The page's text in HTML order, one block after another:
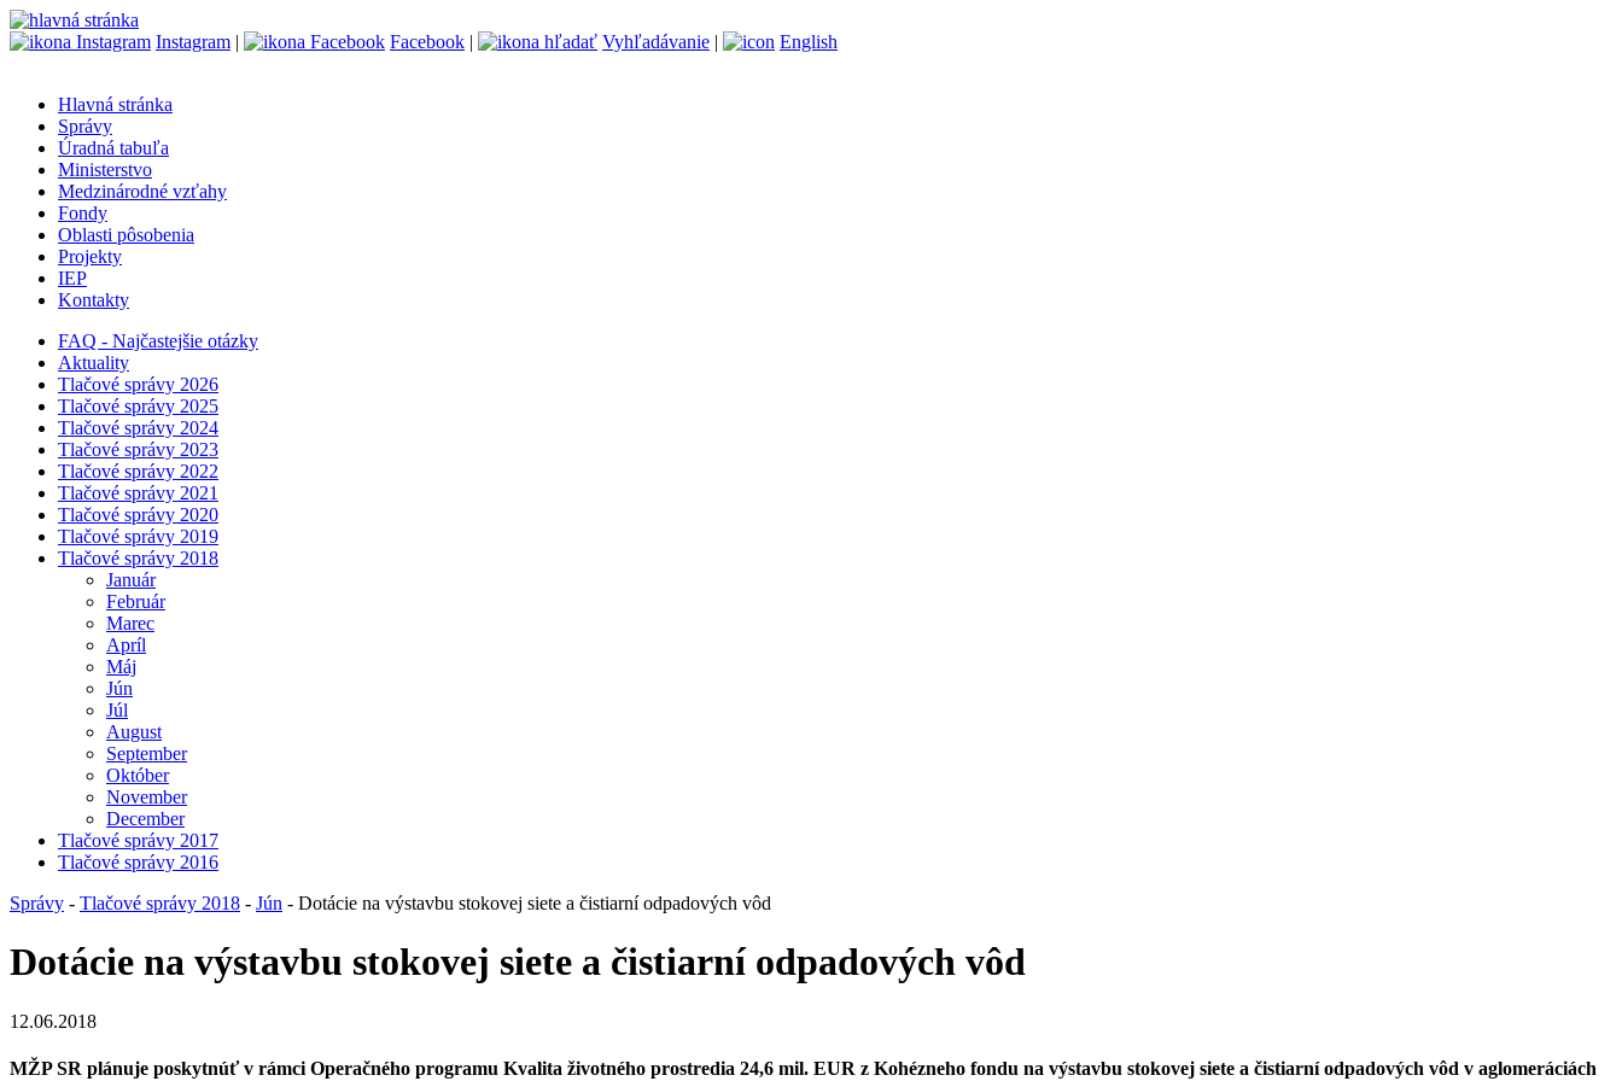
Instagram | Facebook | Vyhľadávanie | English
Hlavná stránka
Správy
Úradná tabuľa
Ministerstvo
Medzinárodné vzťahy
Fondy
Oblasti pôsobenia
Projekty
IEP
Kontakty
FAQ - Najčastejšie otázky
Aktuality
Tlačové správy 2026
Tlačové správy 2025
Tlačové správy 2024
Tlačové správy 2023
Tlačové správy 2022
Tlačové správy 2021
Tlačové správy 2020
Tlačové správy 2019
Tlačové správy 2018
Január
Február
Marec
Apríl
Máj
Jún
Júl
August
September
Október
November
December
Tlačové správy 2017
Tlačové správy 2016
Správy - Tlačové správy 2018 - Jún - Dotácie na výstavbu stokovej siete a čistiarní odpadových vôd
Dotácie na výstavbu stokovej siete a čistiarní odpadových vôd
12.06.2018
MŽP SR plánuje poskytnúť v rámci Operačného programu Kvalita životného prostredia 24,6 mil. EUR z Kohézneho fondu na výstavbu stokovej siete a čistiarní odpadových vôd v aglomeráciách